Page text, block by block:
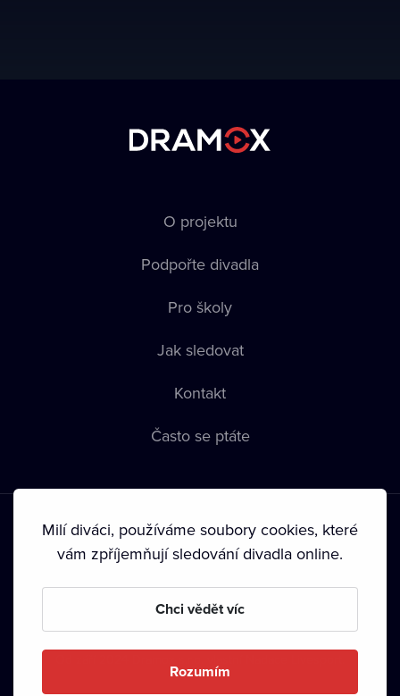
O projektu
Podpořte divadla
Pro školy
Jak sledovat
Kontakt
Často se ptáte
Podmínky používání • Ochrana soukromí • Zásady používání
• Autorská práva•
Milí diváci, používáme soubory cookies, které
vám zpříjemňují sledování divadla online.
Chci vědět víc
Rozumím